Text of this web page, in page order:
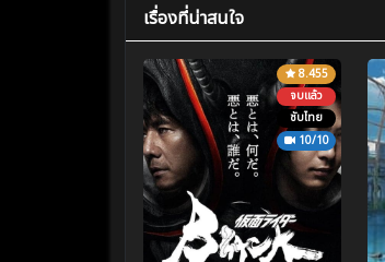
เรื่องที่น่าสนใจ
8.455
จบแล้ว
ซับไทย
10/10